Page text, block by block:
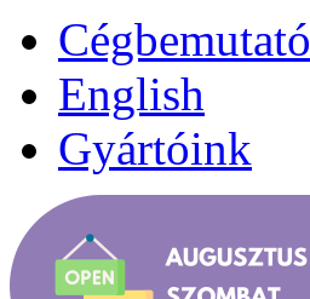
Cégbemutató
English
Gyártóink